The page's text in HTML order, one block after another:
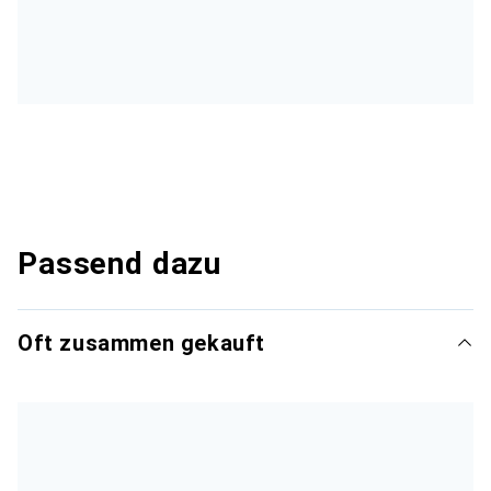
Passend dazu
Oft zusammen gekauft